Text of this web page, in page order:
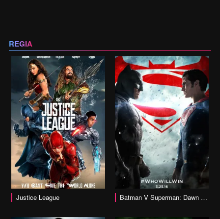
REGIA
Justice League
vai alla scheda Batman V Superman: Dawn of Justice